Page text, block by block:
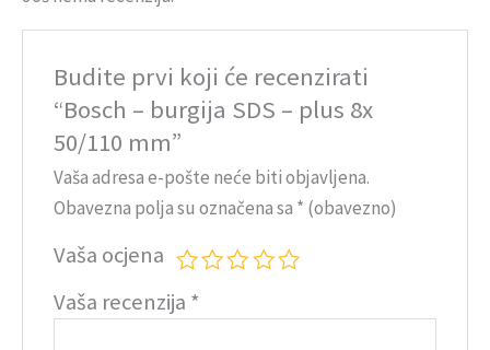
Budite prvi koji će recenzirati
“Bosch – burgija SDS – plus 8x
50/110 mm”
Vaša adresa e-pošte neće biti objavljena.
Obavezna polja su označena sa * (obavezno)
Vaša ocjena
Vaša recenzija *